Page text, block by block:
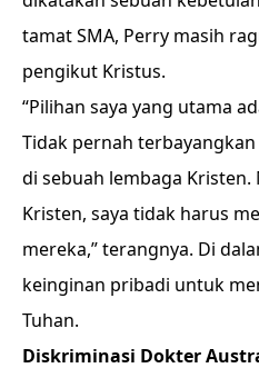
tamat SMA, Perry masih
pengikut Kristus.
“Pilihan saya yang utama
Tidak pernah
di sebuah lembaga Kristen.
Kristen, saya tidak harus
mereka,” terangnya. Di
keinginan pribadi untuk
Tuhan.
Diskriminasi Dokter